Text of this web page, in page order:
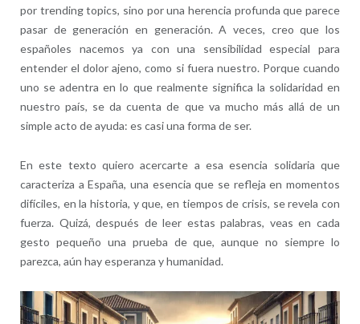
por trending topics, sino por una herencia profunda que parece
pasar de generación en generación. A veces, creo que los
españoles nacemos ya con una sensibilidad especial para
entender el dolor ajeno, como si fuera nuestro. Porque cuando
uno se adentra en lo que realmente significa la solidaridad en
nuestro país, se da cuenta de que va mucho más allá de un
simple acto de ayuda: es casi una forma de ser.
En este texto quiero acercarte a esa esencia solidaria que
caracteriza a España, una esencia que se refleja en momentos
difíciles, en la historia, y que, en tiempos de crisis, se revela con
fuerza. Quizá, después de leer estas palabras, veas en cada
gesto pequeño una prueba de que, aunque no siempre lo
parezca, aún hay esperanza y humanidad.